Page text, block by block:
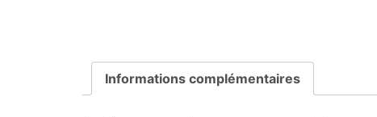
Informations complémentaires